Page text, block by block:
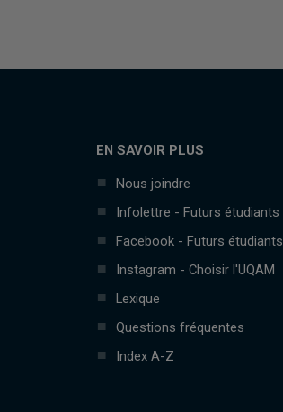
EN SAVOIR PLUS
Nous joindre
Infolettre - Futurs étudiants
Facebook - Futurs étudiants
Instagram - Choisir l'UQAM
Lexique
Questions fréquentes
Index A-Z